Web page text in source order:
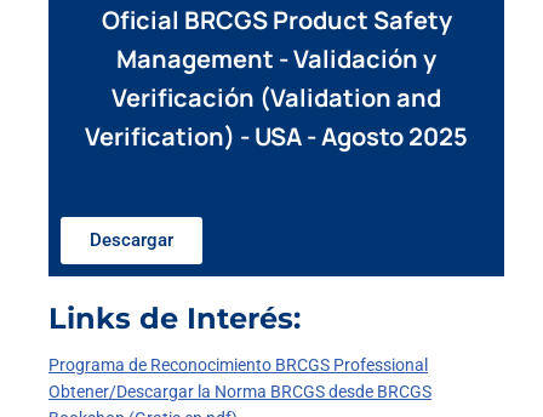
Oficial BRCGS Product Safety
Management - Validación y
Verificación (Validation and
Verification) - USA - Agosto 2025
Descargar
Links de Interés:
Programa de Reconocimiento BRCGS Professional
Obtener/Descargar la Norma BRCGS desde BRCGS